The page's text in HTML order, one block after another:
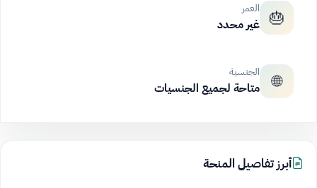
🎂 العمر
غير محدد
🌐 الجنسية
متاحة لجميع الجنسيات
أبرز تفاصيل المنحة